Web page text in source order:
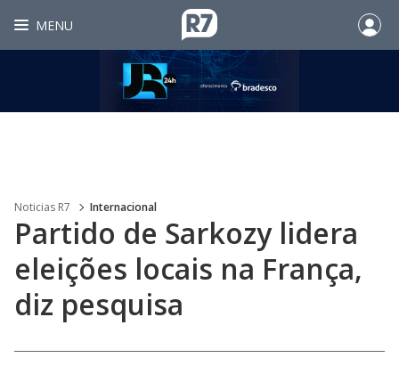
MENU
Noticias R7 Internacional
Partido de Sarkozy lidera
eleições locais na França,
diz pesquisa